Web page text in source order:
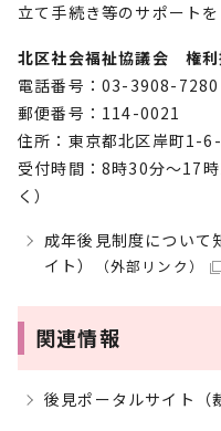
立て手続き等のサポートを
北区社会福祉協議会 権利
電話番号：03-3908-7280
郵便番号：114-0021
住所：東京都北区岸町1-
受付時間：8時30分～17
く）
成年後見制度について
イト）
（外部リンク）
関連情報
後見ポータルサイト（